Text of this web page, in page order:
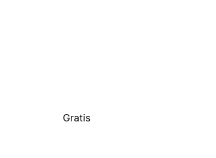
Gratis